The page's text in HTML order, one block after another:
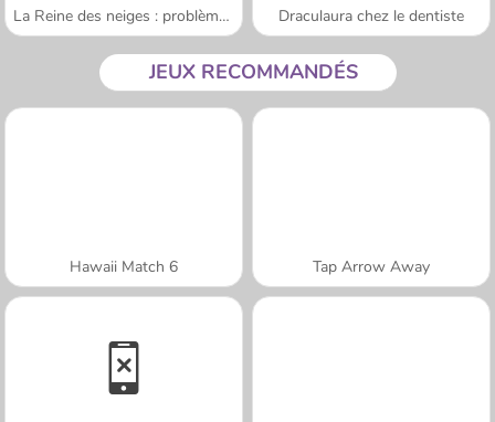
La Reine des neiges : problème de langue Draculaura chez le dentiste
JEUX RECOMMANDÉS
Hawaii Match 6 Tap Arrow Away